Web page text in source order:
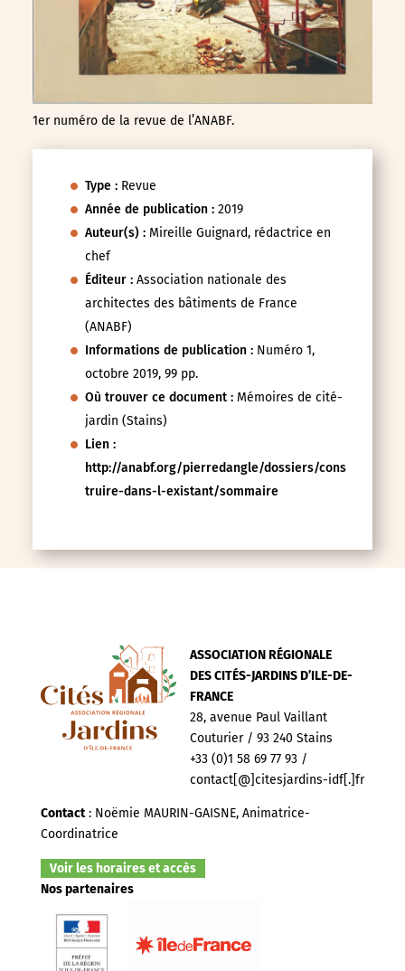
1er numéro de la revue de l’ANABF.
Type : Revue
Année de publication : 2019
Auteur(s) : Mireille Guignard, rédactrice en
chef
Éditeur : Association nationale des
architectes des bâtiments de France
(ANABF)
Informations de publication : Numéro 1,
octobre 2019, 99 pp.
Où trouver ce document : Mémoires de cité-
jardin (Stains)
Lien :
http://anabf.org/pierredangle/dossiers/cons
truire-dans-l-existant/sommaire
ASSOCIATION RÉGIONALE
DES CITÉS-JARDINS D’ILE-DE-
FRANCE
28, avenue Paul Vaillant
Couturier / 93 240 Stains
+33 (0)1 58 69 77 93 /
contact[@]citesjardins-idf[.]fr
Contact: Noëmie MAURIN-GAISNE, Animatrice-
Coordinatrice
Voir les horaires et accès
Nos partenaires